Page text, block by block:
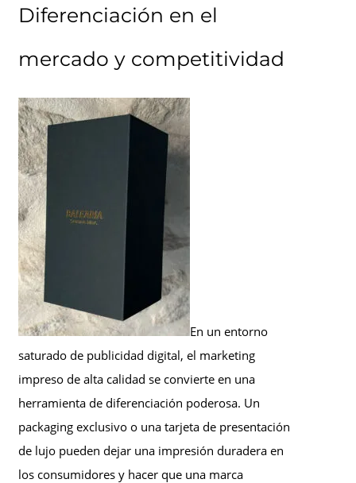
Diferenciación en el
mercado y competitividad
En un entorno
saturado de publicidad digital, el marketing
impreso de alta calidad se convierte en una
herramienta de diferenciación poderosa. Un
packaging exclusivo o una tarjeta de presentación
de lujo pueden dejar una impresión duradera en
los consumidores y hacer que una marca